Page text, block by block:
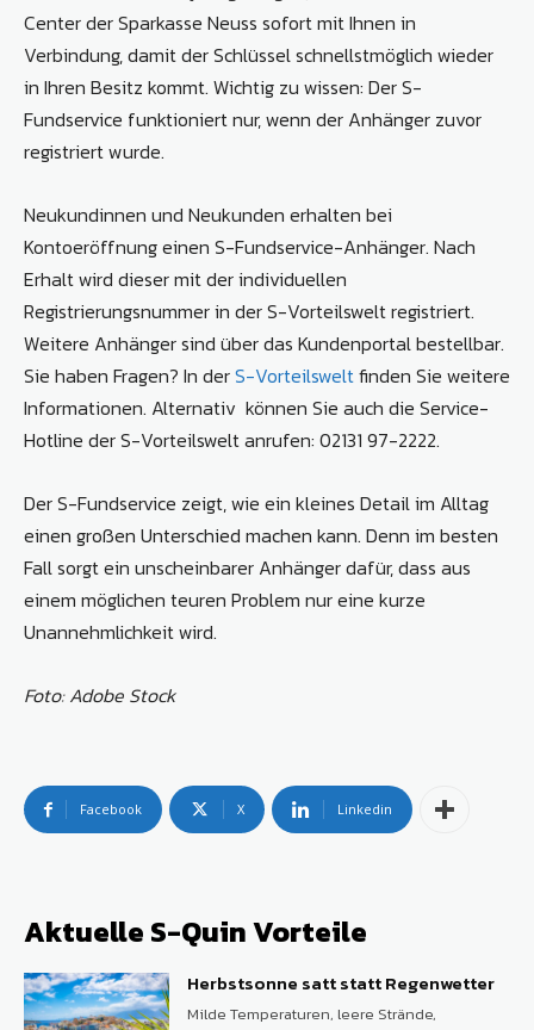
Center der Sparkasse Neuss sofort mit Ihnen in
Verbindung, damit der Schlüssel schnellstmöglich wieder
in Ihren Besitz kommt. Wichtig zu wissen: Der S-
Fundservice funktioniert nur, wenn der Anhänger zuvor
registriert wurde.
Neukundinnen und Neukunden erhalten bei
Kontoeröffnung einen S-Fundservice-Anhänger. Nach
Erhalt wird dieser mit der individuellen
Registrierungsnummer in der S-Vorteilswelt registriert.
Weitere Anhänger sind über das Kundenportal bestellbar.
Sie haben Fragen? In derS-Vorteilsweltfinden Sie weitere
Informationen. Alternativ können Sie auch die Service-
Hotline der S-Vorteilswelt anrufen: 02131 97-2222.
Der S-Fundservice zeigt, wie ein kleines Detail im Alltag
einen großen Unterschied machen kann. Denn im besten
Fall sorgt ein unscheinbarer Anhänger dafür, dass aus
einem möglichen teuren Problem nur eine kurze
Unannehmlichkeit wird.
Foto: Adobe Stock
Facebook X Linkedin
Aktuelle S-Quin Vorteile
Herbstsonne satt statt Regenwetter
Milde Temperaturen, leere Strände,